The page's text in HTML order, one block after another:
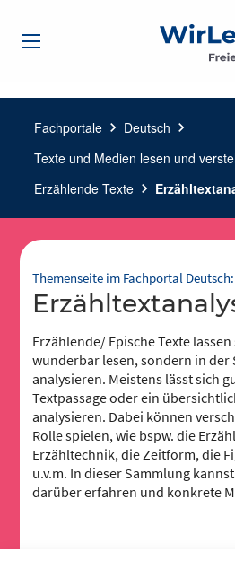
Fachportale chevron_right Deutsch chevron_right
Texte und Medien lesen und
Erzählende Texte chevron_right
Themenseite im Fachportal Deutsch:
Erzählende/ Epische Texte
wunderbar lesen, sondern in der
analysieren. Meistens lässt sich
Textpassage oder ein
analysieren. Dabei können
Rolle spielen, wie bspw. die
Erzähltechnik, die Zeitform, die
u.v.m. In dieser Sammlung
darüber erfahren und konkrete